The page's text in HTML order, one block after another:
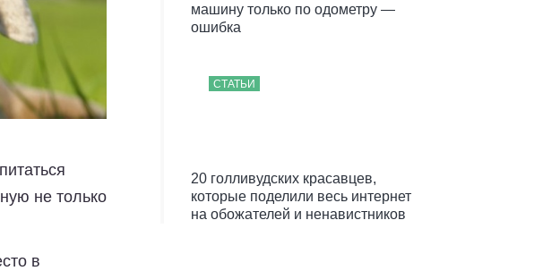
не только
в
машину только по одометру —
ошибка
СТАТЬИ
20 голливудских красавцев,
которые поделили весь интернет
на обожателей и ненавистников